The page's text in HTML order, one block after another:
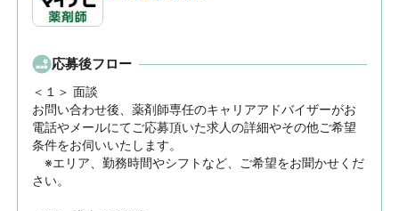
応募後フロー
＜１＞ 面談
お問い合わせ後、薬剤師専任のキャリアアドバイザーがお
電話やメールにてご応募頂いた求人の詳細やその他ご希望
条件をお伺いいたします。
※エリア、勤務時間やシフトなど、ご希望をお聞かせくだ
さい。